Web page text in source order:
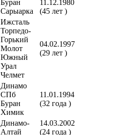
Буран
Сарыарка
11.12.1980
(45 лет )
Ижсталь
Торпедо-
Горький
Молот
Южный
Урал
Челмет
04.02.1997
(29 лет )
Динамо
СПб
Буран
Химик
11.01.1994
(32 года )
Динамо-
Алтай
14.03.2002
(24 года )